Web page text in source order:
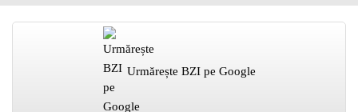
Urmărește BZI pe Google